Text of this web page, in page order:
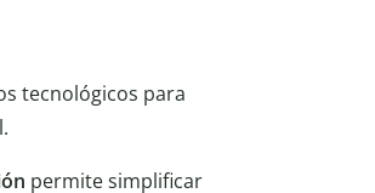
tecnológicos para
permite simplificar